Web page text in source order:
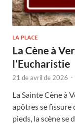
LA PLACE
La Cène à
l’Eucharistie
21 de avril de 2026 -
La Sainte Cène à
apôtres se fissure
pieds, la scène se